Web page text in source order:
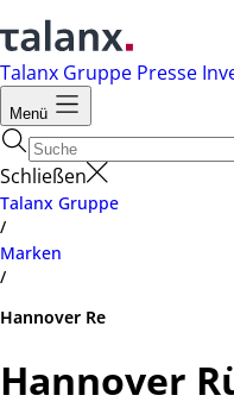
Talanx Gruppe Presse
Menü
Schließen
Talanx Gruppe
/
Marken
/
Hannover Re
Hannover